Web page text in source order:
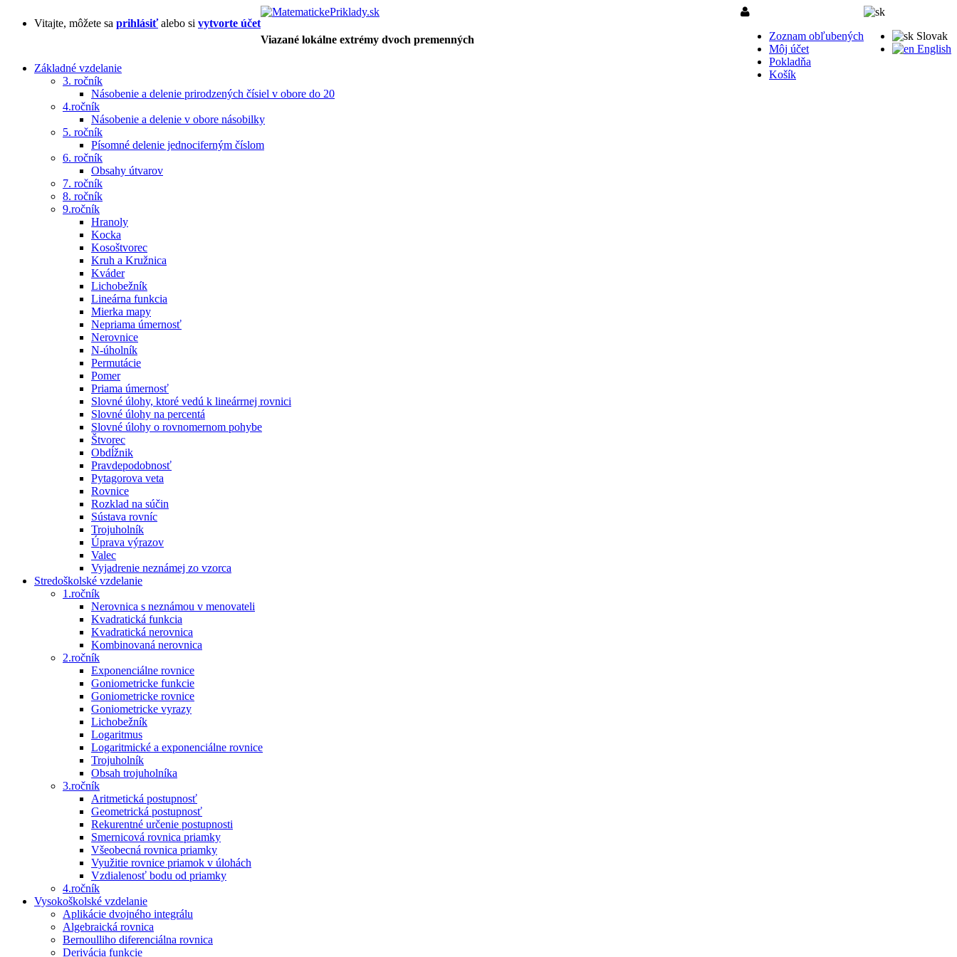
Slovak
English
Vitajte, môžete sa prihlásiťalebo si vytvorte účet
Zoznam obľubených
Môj účet
Pokladňa
Košík
Viazané lokálne extrémy dvoch premenných
Základné vzdelanie
3. ročník
Násobenie a delenie prirodzených čísiel v obore do 20
4.ročník
Násobenie a delenie v obore násobilky
5. ročník
Písomné delenie jednociferným číslom
6. ročník
Obsahy útvarov
7. ročník
8. ročník
9.ročník
Hranoly
Kocka
Kosoštvorec
Kruh a Kružnica
Kváder
Lichobežník
Lineárna funkcia
Mierka mapy
Nepriama úmernosť
Nerovnice
N-úholník
Permutácie
Pomer
Priama úmernosť
Slovné úlohy, ktoré vedú k lineárrnej rovnici
Slovné úlohy na percentá
Slovné úlohy o rovnomernom pohybe
Štvorec
Obdĺžnik
Pravdepodobnosť
Pytagorova veta
Rovnice
Rozklad na súčin
Sústava rovníc
Trojuholník
Úprava výrazov
Valec
Vyjadrenie neznámej zo vzorca
Stredoškolské vzdelanie
1.ročník
Nerovnica s neznámou v menovateli
Kvadratická funkcia
Kvadratická nerovnica
Kombinovaná nerovnica
2.ročník
Exponenciálne rovnice
Goniometricke funkcie
Goniometricke rovnice
Goniometricke vyrazy
Lichobežník
Logaritmus
Logaritmické a exponenciálne rovnice
Trojuholník
Obsah trojuholníka
3.ročník
Aritmetická postupnosť
Geometrická postupnosť
Rekurentné určenie postupnosti
Smernicová rovnica priamky
Všeobecná rovnica priamky
Využitie rovnice priamok v úlohách
Vzdialenosť bodu od priamky
4.ročník
Vysokoškolské vzdelanie
Aplikácie dvojného integrálu
Algebraická rovnica
Bernoulliho diferenciálna rovnica
Derivácia funkcie